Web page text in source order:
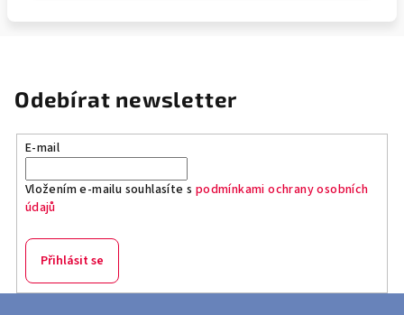
Odebírat newsletter
E-mail
Vložením e-mailu souhlasíte s podmínkami ochrany osobních
údajů
Přihlásit se